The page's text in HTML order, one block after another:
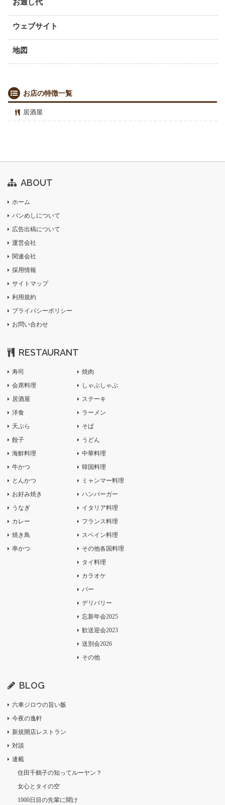
お通し代
ウェブサイト
地図
お店の特徴一覧
居酒屋
ABOUT
ホーム
バンめしについて
広告出稿について
運営会社
関連会社
採用情報
サイトマップ
利用規約
プライバシーポリシー
お問い合わせ
RESTAURANT
寿司
会席料理
居酒屋
洋食
天ぷら
餃子
海鮮料理
牛かつ
とんかつ
お好み焼き
うなぎ
カレー
焼き鳥
串かつ
焼肉
しゃぶしゃぶ
ステーキ
ラーメン
そば
うどん
中華料理
韓国料理
ミャンマー料理
ハンバーガー
イタリア料理
フランス料理
スペイン料理
その他各国料理
タイ料理
カラオケ
バー
デリバリー
忘新年会2025
歓送迎会2023
送別会2026
その他
BLOG
六車ジロウの旨い飯
今夜の逸軒
新規開店レストラン
対談
連載
住田千鶴子の知ってルーヤン？
女心とタイの空
1000日目の先輩に聞け